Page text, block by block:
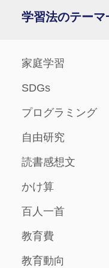
学習法のテーマ
家庭学習
SDGs
プログラミング
自由研究
読書感想文
かけ算
百人一首
教育費
教育動向